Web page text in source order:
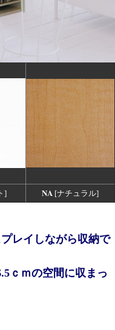
] NA [ナチュラル]
レイしながら収納で
ｃｍの空間に収まっ